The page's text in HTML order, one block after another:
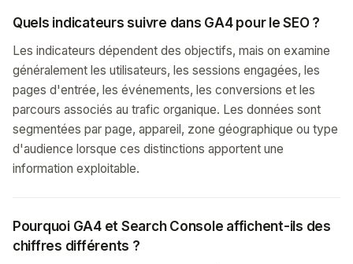
Quels indicateurs suivre dans GA4 pour le SEO ?
Les indicateurs dépendent des objectifs, mais on examine
généralement les utilisateurs, les sessions engagées, les
pages d'entrée, les événements, les conversions et les
parcours associés au trafic organique. Les données sont
segmentées par page, appareil, zone géographique ou type
d'audience lorsque ces distinctions apportent une
information exploitable.
Pourquoi GA4 et Search Console affichent-ils des
chiffres différents ?